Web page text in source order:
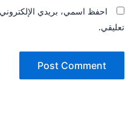
احفظ اسمي، بريدي
تعليقي.